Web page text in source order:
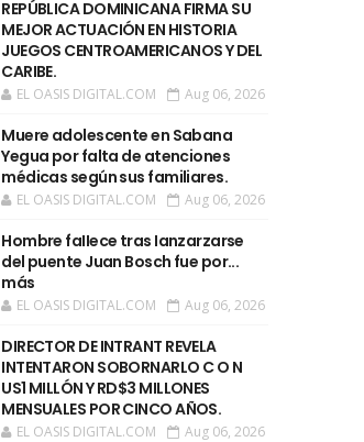
REPÚBLICA DOMINICANA FIRMA SU
MEJOR ACTUACIÓN EN HISTORIA
JUEGOS CENTROAMERICANOS Y DEL
CARIBE.
EL OASIS DIGITAL.COM Aug 06, 2026
Muere adolescente en Sabana
Yegua por falta de atenciones
médicas según sus familiares.
EL OASIS DIGITAL.COM Aug 06, 2026
Hombre faIIece tras Ianzarzarse
del puente Juan Bosch fue por...
más
EL OASIS DIGITAL.COM Aug 06, 2026
DIRECTOR DE INTRANT REVELA
INTENTARON SOBORNARLO C O N
US1 MILLÓN Y RD$3 MILLONES
MENSUALES POR CINCO AÑOS.
EL OASIS DIGITAL.COM Aug 06, 2026